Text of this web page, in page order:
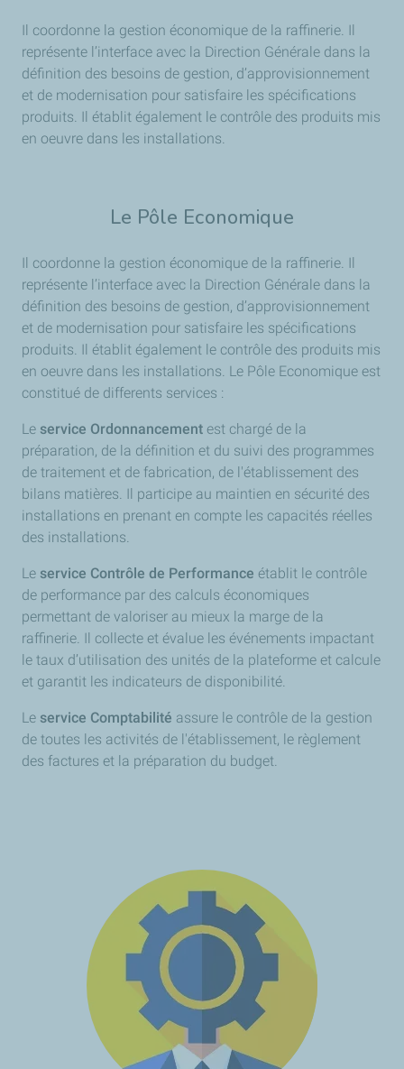
Il coordonne la gestion économique de la raffinerie. Il
représente l’interface avec la Direction Générale dans la
définition des besoins de gestion, d’approvisionnement
et de modernisation pour satisfaire les spécifications
produits. Il établit également le contrôle des produits mis
en oeuvre dans les installations.
Le Pôle Economique
Il coordonne la gestion économique de la raffinerie. Il
représente l’interface avec la Direction Générale dans la
définition des besoins de gestion, d’approvisionnement
et de modernisation pour satisfaire les spécifications
produits. Il établit également le contrôle des produits mis
en oeuvre dans les installations. Le Pôle Economique est
constitué de differents services :
Le service Ordonnancement est chargé de la
préparation, de la définition et du suivi des programmes
de traitement et de fabrication, de l'établissement des
bilans matières. Il participe au maintien en sécurité des
installations en prenant en compte les capacités réelles
des installations.
​Le service Contrôle de Performance établit le contrôle
de performance par des calculs économiques
permettant de valoriser au mieux la marge de la
raffinerie. Il collecte et évalue les événements impactant
le taux d’utilisation des unités de la plateforme et calcule
et garantit les indicateurs de disponibilité.
​Le service Comptabilité assure le contrôle de la gestion
de toutes les activités de l'établissement, le règlement
des factures et la préparation du budget.